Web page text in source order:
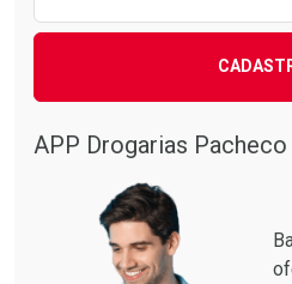
APP Drogarias Pacheco